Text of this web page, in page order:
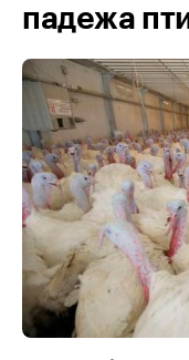
падежа